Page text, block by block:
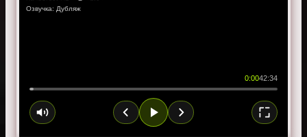
Озвучка: Дубляж
0:0042:34